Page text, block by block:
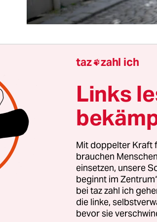
der Charité, Christian
nach langer Pause
ist dabei zu einem klaren „Ja,
Es gebe zwar Schwächen
des Coronavirus zu
mit Masken nicht so schnell
wie zentral die Rolle von
Andreas Geisel (SPD)
taz zahl ich
Links
Mit doppelter Kraft
brauchen
einsetzen, unsere
beginnt im
bei taz zahl ich
die linke,
bevor sie